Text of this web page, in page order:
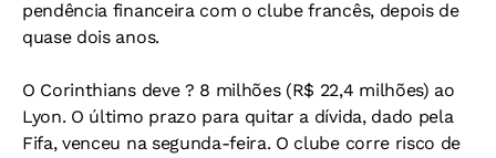
pendência financeira com o clube francês, depois de
quase dois anos.
O Corinthians deve ? 8 milhões (R$ 22,4 milhões) ao
Lyon. O último prazo para quitar a dívida, dado pela
Fifa, venceu na segunda-feira. O clube corre risco de